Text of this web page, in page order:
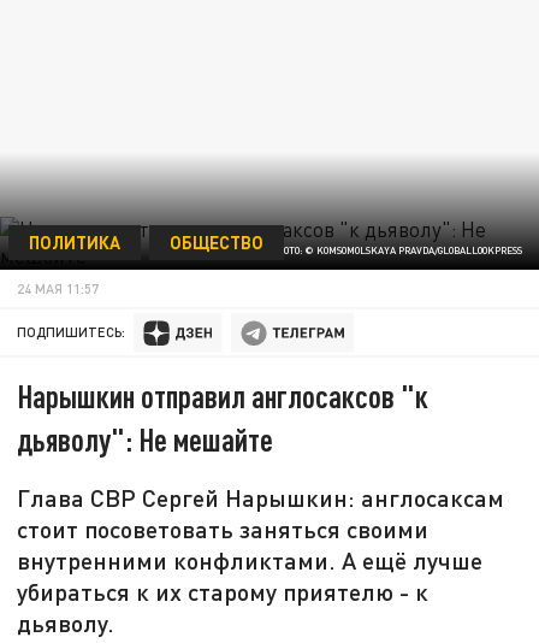
ФОТО: © KOMSOMOLSKAYA PRAVDA/GLOBALLOOKPRESS
ПОЛИТИКА ОБЩЕСТВО
24 МАЯ 11:57
ПОДПИШИТЕСЬ:
Нарышкин отправил англосаксов "к
дьяволу": Не мешайте
Глава СВР Сергей Нарышкин: англосаксам
стоит посоветовать заняться своими
внутренними конфликтами. А ещё лучше
убираться к их старому приятелю - к
дьяволу.